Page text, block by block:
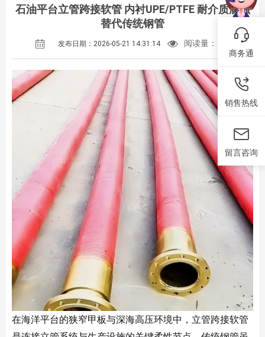
石油平台立管跨接软管 内衬UPE/PTFE 耐介质腐蚀
替代传统钢管
发布日期：2026-05-21 14:31:14 阅读量：
在海洋平台的狭窄甲板与深海高压环境中，立管跨接软管
商务通
销售热线
留言咨询